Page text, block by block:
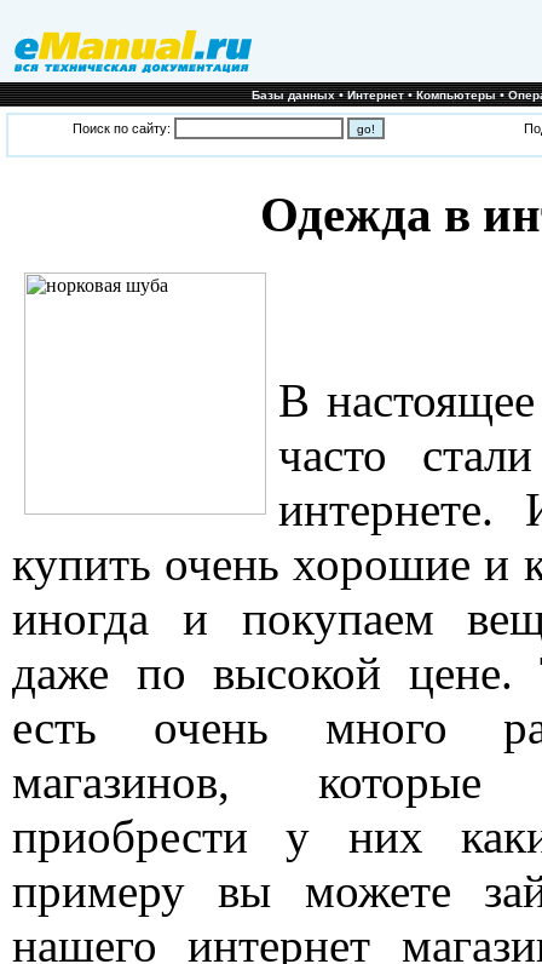
Базы данных•Интернет•Компьютеры•
Поиск по сайту:
Одежда в
В
часто
интернете.
купить очень хорошие и
иногда и покупаем
даже по высокой цене.
есть очень много
магазинов,
приобрести у них
примеру вы можете
нашего интернет